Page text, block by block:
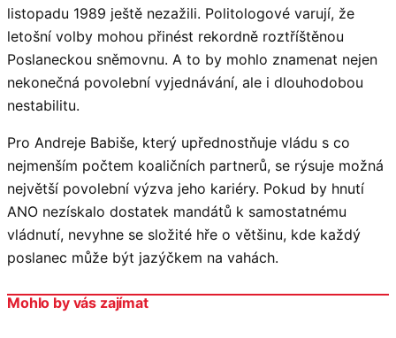
listopadu 1989 ještě nezažili. Politologové varují, že
letošní volby mohou přinést rekordně roztříštěnou
Poslaneckou sněmovnu. A to by mohlo znamenat nejen
nekonečná povolební vyjednávání, ale i dlouhodobou
nestabilitu.
Pro Andreje Babiše, který upřednostňuje vládu s co
nejmenším počtem koaličních partnerů, se rýsuje možná
největší povolební výzva jeho kariéry. Pokud by hnutí
ANO nezískalo dostatek mandátů k samostatnému
vládnutí, nevyhne se složité hře o většinu, kde každý
poslanec může být jazýčkem na vahách.
Mohlo by vás zajímat